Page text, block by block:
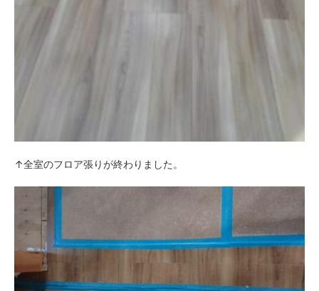
↑全室のフロア張りが終わりました。